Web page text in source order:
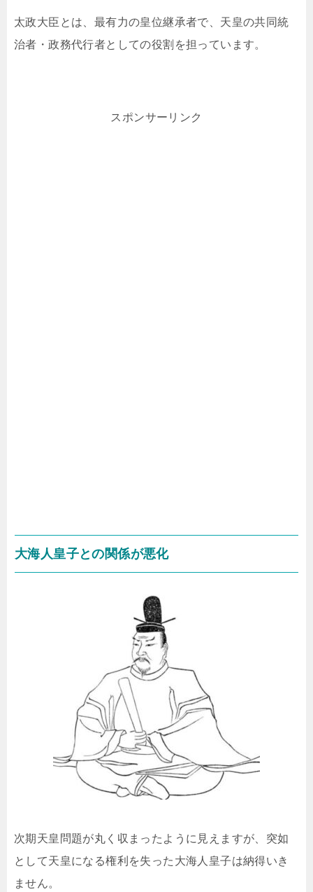
太政大臣とは、最有力の皇位継承者で、天皇の共同統
治者・政務代行者としての役割を担っています。
スポンサーリンク
大海人皇子との関係が悪化
次期天皇問題が丸く収まったように見えますが、突如
として天皇になる権利を失った大海人皇子は納得いき
ません。